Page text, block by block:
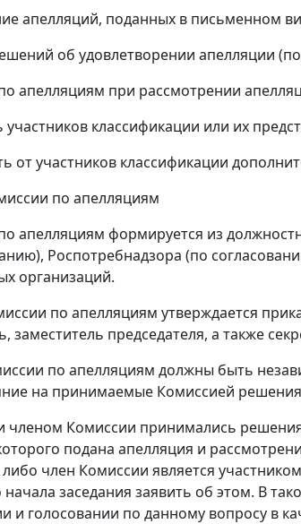
апелляций, поданных в письменном
об удовлетворении апелляции
апелляциям при рассмотрении
классификации или их
от участников классификации
по апелляциям
апелляциям формируется из
Роспотребнадзора (по
организаций.
по апелляциям утверждается
заместитель председателя, а также
по апелляциям должны быть
на принимаемые Комиссией
членом Комиссии принимались
подана апелляция и
член Комиссии является
начала заседания заявить об этом. В
и голосовании по данному вопросу в